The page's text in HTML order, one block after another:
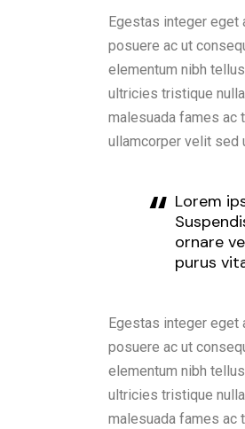
Egestas integer eget
posuere ac ut
elementum nibh
ultricies tristique
malesuada fames ac
ullamcorper velit sed
Lorem
ornare
purus
Egestas integer eget
posuere ac ut
elementum nibh
ultricies tristique
malesuada fames ac